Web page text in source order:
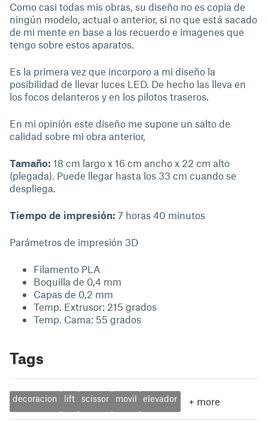
Como casi todas mis obras, su diseño no es copia de
ningún modelo, actual o anterior, si no que está sacado
de mi mente en base a los recuerdo e imagenes que
tengo sobre estos aparatos.
Es la primera vez que incorporo a mi diseño la
posibilidad de llevar luces LED. De hecho las lleva en
los focos delanteros y en los pilotos traseros.
En mi opinión este diseño me supone un salto de
calidad sobre mi obra anterior,
Tamaño: 18 cm largo x 16 cm ancho x 22 cm alto
(plegada). Puede llegar hasta los 33 cm cuando se
despliega.
Tiempo de impresión: 7 horas 40 minutos
Parámetros de impresión 3D
Filamento PLA
Boquilla de 0,4 mm
Capas de 0,2 mm
Temp. Extrusor: 215 grados
Temp. Cama: 55 grados
Tags
decoracion lift scissor movil elevador + more